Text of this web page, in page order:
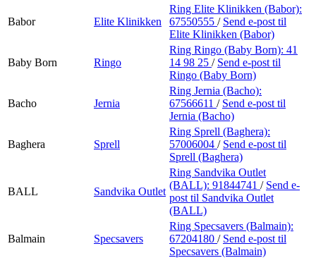
Babor Elite Klinikken
Ring Elite Klinikken (Babor):
67550555 / Send e-post til
Elite Klinikken (Babor)
Baby Born Ringo
Ring Ringo (Baby Born): 41
14 98 25 / Send e-post til
Ringo (Baby Born)
Bacho Jernia
Ring Jernia (Bacho):
67566611 / Send e-post til
Jernia (Bacho)
Baghera Sprell
Ring Sprell (Baghera):
57006004 / Send e-post til
Sprell (Baghera)
BALL Sandvika Outlet
Ring Sandvika Outlet
(BALL): 91844741 / Send e-
post til Sandvika Outlet
(BALL)
Balmain Specsavers
Ring Specsavers (Balmain):
67204180 / Send e-post til
Specsavers (Balmain)